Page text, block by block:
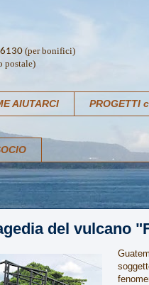
(per bonifici)
postale)
AIUTARCI PROGETTI
del vulcano